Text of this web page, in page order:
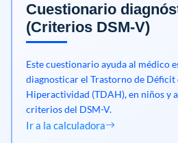
Cuestionario
(Criterios DSM-V)
Este cuestionario ayuda al médico
diagnosticar el Trastorno de Déficit
Hiperactividad (TDAH), en niños y
criterios del DSM-V.
Ir a la calculadora